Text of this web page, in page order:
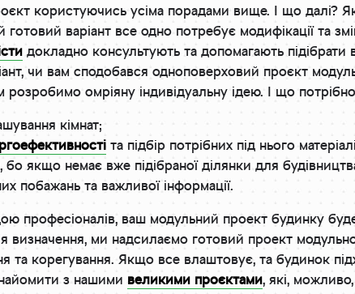
користуючись усіма порадами вище. І що далі?
варіант все одно потребує модифікації та
докладно консультують та допомагають
чи вам сподобався одноповерховий проєкт
омріяну індивідуальну ідею. І що
кімнат;
та підбір потрібних під нього
якщо немає вже підібраної ділянки для
побажань та важливої інформації.
професіоналів, ваш модульний проект будинку
визначення, ми надсилаємо готовий проект
та корегування. Якщо все влаштовує, та будинок
з нашими великими проєктами, які,